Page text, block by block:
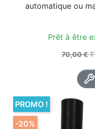
automatique ou
Prêt à être
Prix de
70,00 €
PROMO !
-20%